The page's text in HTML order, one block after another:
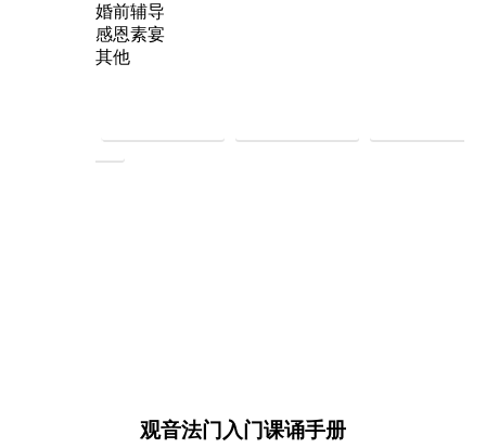
婚前辅导
感恩素宴
其他
心
观音法门入门课诵手册